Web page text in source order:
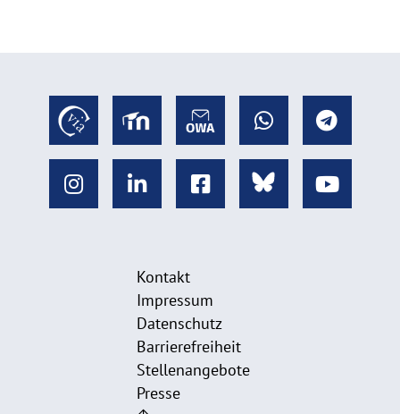
Kontakt
Impressum
Datenschutz
Barrierefreiheit
Stellenangebote
Presse